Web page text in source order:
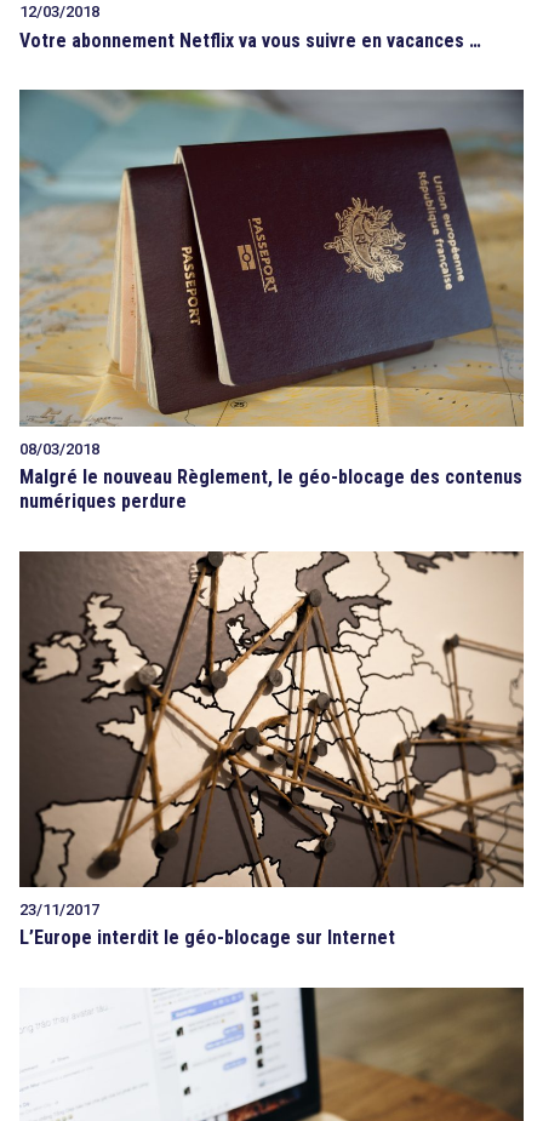
12/03/2018
Votre abonnement Netflix va vous suivre en vacances …
08/03/2018
Malgré le nouveau Règlement, le géo-blocage des contenus
numériques perdure
23/11/2017
L’Europe interdit le géo-blocage sur Internet